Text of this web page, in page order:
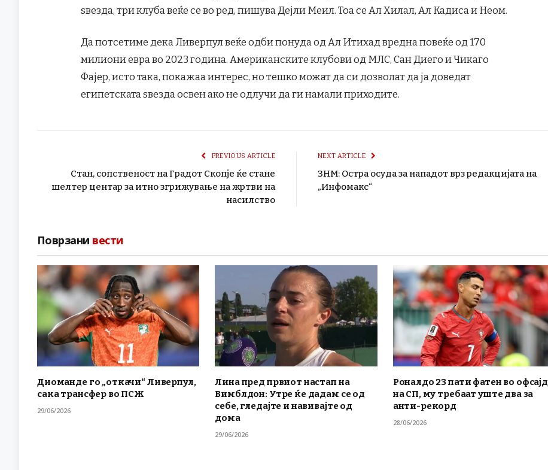
ѕвезда, три клуба веќе се во ред, пишува Дејли Меил. Тоа се Ал Хилал, Ал Кадиса и Неом.
Да потсетиме дека Ливерпул веќе одби понуда од Ал Итихад вредна повеќе од 170
милиони евра во 2023 година. Американските клубови од МЛС, Сан Диего и Чикаго
Фајер, исто така, покажаа интерес, но тешко можат да си дозволат да ја доведат
египетската ѕвезда освен ако не одлучи да ги намали приходите.
PREVIOUS ARTICLE
Стан, сопственост на Градот Скопје ќе стане
шелтер центар за итно згрижување на жртви на
насилство
NEXT ARTICLE
ЗНМ: Остра осуда за нападот врз редакцијата на
„Инфомакс“
Поврзани вести
Диоманде го „откачи“ Ливерпул,
сака трансфер во ПСЖ
29/06/2026
Лина пред првиот настап на
Вимблдон: Утре ќе дадам се од
себе, гледајте и навивајте од
дома
29/06/2026
Роналдо 23 пати фатен во офсајд
на СП, му требаат уште два за
анти-рекорд
28/06/2026